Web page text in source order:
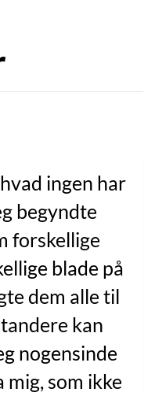
ingen har
begyndte
forskellige
blade på
dem alle til
kan
nogensinde
som ikke